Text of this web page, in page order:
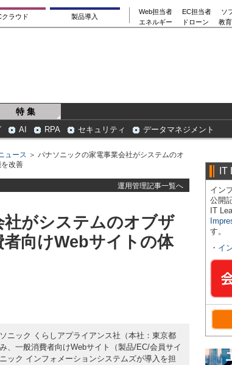
クラウド 製品導入
Web担当者 EC担当者
ソ
エネルギー
ドローン 教
特 集
AI RPA セキュリティ データマネジメント
ュース ＞ パナソニックの家電事業会社がシステムのオ
改善
運用管理記事一覧へ
がシステムのオブザ
向けWebサイトの体
ニック くらしアプライアンス社（本社：東京都
、一般消費者向けWebサイト（製品/EC/会員サイ
ック インフォメーションシステムズが導入を担
IT
イン
公開
IT
す。
・ イ